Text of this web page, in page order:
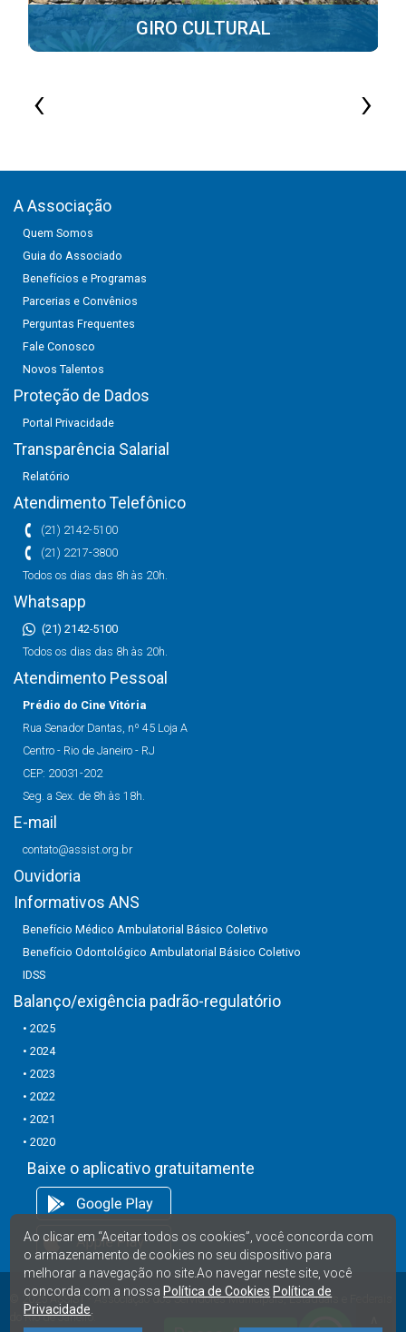
GIRO CULTURAL
‹ ›
A Associação
Quem Somos
Guia do Associado
Benefícios e Programas
Parcerias e Convênios
Perguntas Frequentes
Fale Conosco
Novos Talentos
Proteção de Dados
Portal Privacidade
Transparência Salarial
Relatório
Atendimento Telefônico
(21) 2142-5100
(21) 2217-3800
Todos os dias das 8h às 20h.
Whatsapp
(21) 2142-5100
Todos os dias das 8h às 20h.
Atendimento Pessoal
Prédio do Cine Vitória
Rua Senador Dantas, nº 45 Loja A
Centro - Rio de Janeiro - RJ
CEP: 20031-202
Seg. a Sex. de 8h às 18h.
E-mail
contato@assist.org.br
Ouvidoria
Informativos ANS
Benefício Médico Ambulatorial Básico Coletivo
Benefício Odontológico Ambulatorial Básico Coletivo
IDSS
Balanço/exigência padrão-regulatório
• 2025
• 2024
• 2023
• 2022
• 2021
• 2020
Baixe o aplicativo gratuitamente
© 2025ASSIST- Associação dos Servidores Municipais, Estaduais e Federais
do Rio de Janeiro.
Ao clicar em “Aceitar todos os cookies”, você concorda com
o armazenamento de cookies no seu dispositivo para
melhorar a navegação no site.Ao navegar neste site, você
concorda com a nossa Política de Cookies Política de
Privacidade